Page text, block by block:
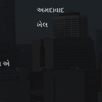
એ
અમદાવાદ
ખેલ